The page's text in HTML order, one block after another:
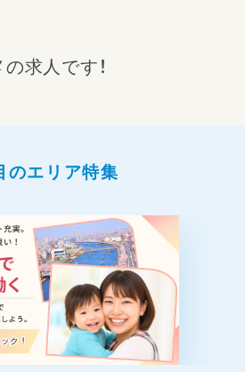
求人です！
のエリア特集